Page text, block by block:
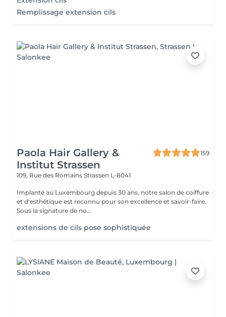
Remplissage extension cils
Paola Hair Gallery &
Institut Strassen
159
109, Rue des Romains Strassen L-8041
Implanté au Luxembourg depuis 30 ans, notre salon de coiffure
et d'esthétique est reconnu pour son excellence et savoir-faire.
Sous la signature de no...
extensions de cils pose sophistiquée